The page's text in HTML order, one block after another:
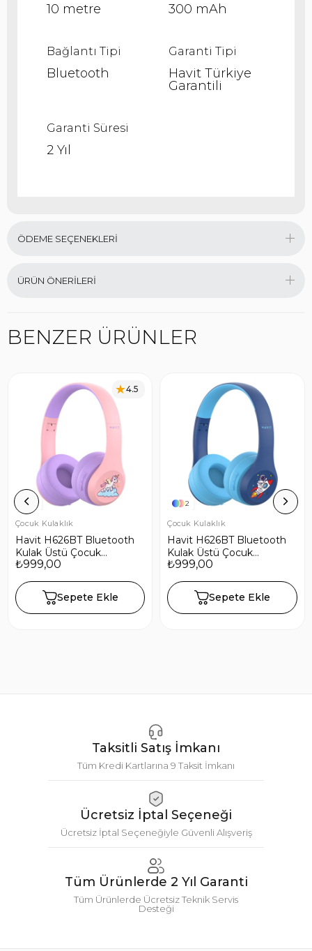
10 metre 300 mAh
Bağlantı Tipi
Bluetooth
Garanti Tipi
Havit Türkiye
Garantili
Garanti Süresi
2 Yıl
ÖDEME SEÇENEKLERI
ÜRÜN ÖNERILERI
BENZER ÜRÜNLER
4.5
Çocuk Kulaklık
Havit H626BT Bluetooth
Kulak Üstü Çocuk
Kulaklık - Pembe
₺999,00
Sepete Ekle
2
Çocuk Kulaklık
Havit H626BT Bluetooth
Kulak Üstü Çocuk
Kulaklık - Mavi
₺999,00
Sepete Ekle
Taksitli Satış İmkanı
Tüm Kredi Kartlarına 9 Taksit İmkanı
Ücretsiz İptal Seçeneği
Ücretsiz İptal Seçeneğiyle Güvenli Alışveriş
Tüm Ürünlerde 2 Yıl Garanti
Tüm Ürünlerde Ücretsiz Teknik Servis
Desteği